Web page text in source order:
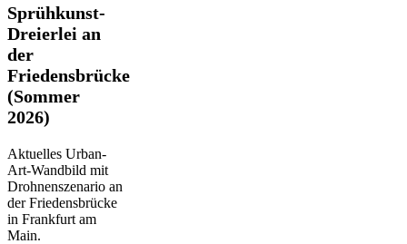
Sprühkunst-
Dreierlei
an
der
Friedensbrücke
(Sommer
2026)
Sprühkunst-
Dreierlei an
der
Friedensbrücke
(Sommer
2026)
Aktuelles Urban-
Art-Wandbild mit
Drohnenszenario an
der Friedensbrücke
in Frankfurt am
Main.